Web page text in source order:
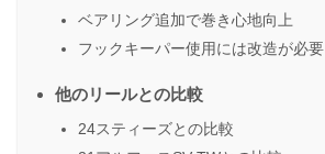
ベアリング追加で巻き心地向上
フックキーパー使用には改造が必要
他のリールとの比較
24スティーズとの比較